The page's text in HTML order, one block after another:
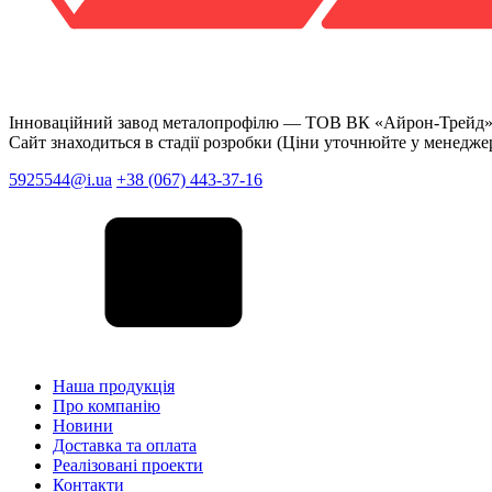
Інноваційний завод металопрофілю — ТОВ ВК «Айрон-Трейд»
Сайт знаходиться в стадії розробки (Ціни уточнюйте у
5925544@i.ua +38 (067) 443-37-16
Наша продукція
Про компанію
Новини
Доставка та оплата
Реалізовані проекти
Контакти